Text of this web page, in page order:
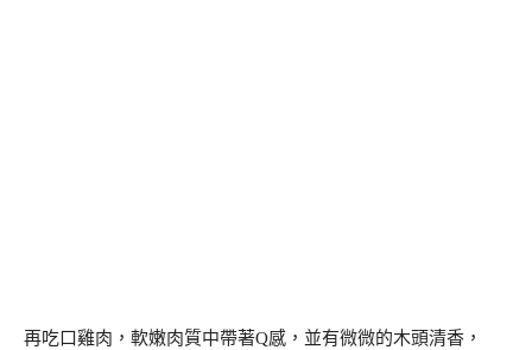
再吃口雞肉，軟嫩肉質中帶著Q感，並有微微的木頭清香，